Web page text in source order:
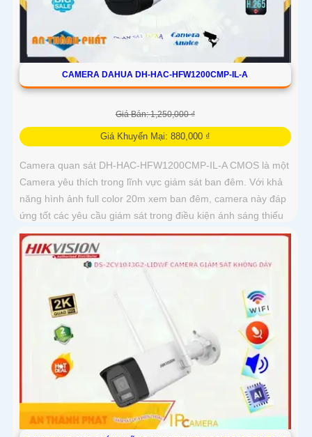
CAMERA DAHUA DH-HAC-HFW1200CMP-IL-A
Giá Bán: 1,250,000 ₫
Giá Khuyến Mại: 880,000 ₫
Camera quan sát DH-HAC-HFW1200CMP-IL-A CMOS là một
Camera yêu thích trong lĩnh vực giám sát ban đêm. Với khả
năng hình ảnh full color 20m xem ban đêm, camera này đáp
ứng tốt các yêu cầu giám sát trong điều kiện ánh sáng thiếu